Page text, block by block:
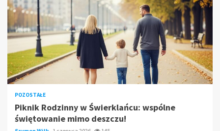
POZOSTAŁE
Piknik Rodzinny w Świerklańcu: wspólne
świętowanie mimo deszczu!